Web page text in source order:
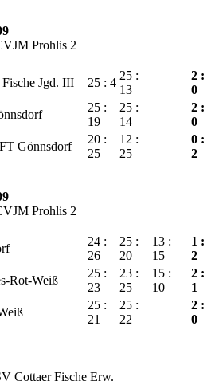
Prohlis 2
Jgd. III 25 : 4
25 :
13
2 :
0
25 :
19
25 :
14
2 :
0
Gönnsdorf
20 :
25
12 :
25
0 :
2
Prohlis 2
24 :
26
25 :
20
13 :
15
1 :
2
Rot-Weiß
25 :
23
23 :
25
15 :
10
2 :
1
25 :
21
25 :
22
2 :
0
Cottaer Fische Erw.